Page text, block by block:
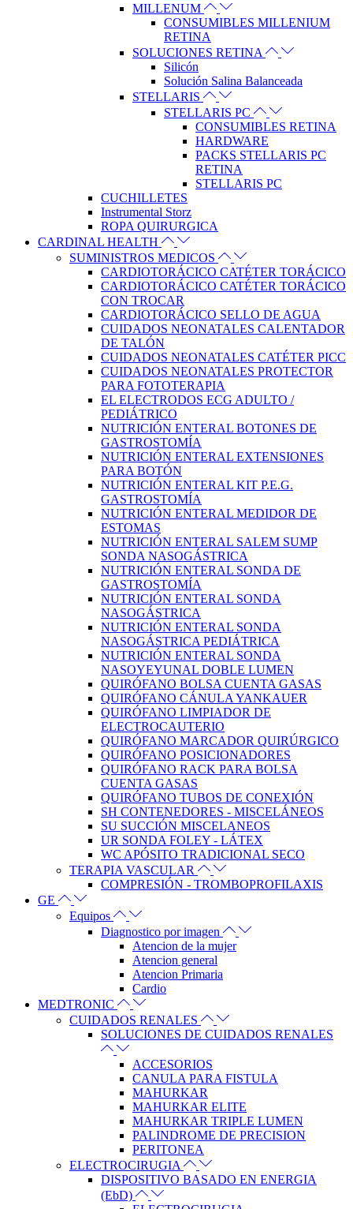
MILLENUM
CONSUMIBLES MILLENIUM
RETINA
SOLUCIONES RETINA
Silicón
Solución Salina Balanceada
STELLARIS
STELLARIS PC
CONSUMIBLES RETINA
HARDWARE
PACKS STELLARIS PC
RETINA
STELLARIS PC
CUCHILLETES
Instrumental Storz
ROPA QUIRURGICA
CARDINAL HEALTH
SUMINISTROS MEDICOS
CARDIOTORÁCICO CATÉTER TORÁCICO
CARDIOTORÁCICO CATÉTER TORÁCICO
CON TROCAR
CARDIOTORÁCICO SELLO DE AGUA
CUIDADOS NEONATALES CALENTADOR
DE TALÓN
CUIDADOS NEONATALES CATÉTER PICC
CUIDADOS NEONATALES PROTECTOR
PARA FOTOTERAPIA
EL ELECTRODOS ECG ADULTO /
PEDIÁTRICO
NUTRICIÓN ENTERAL BOTONES DE
GASTROSTOMÍA
NUTRICIÓN ENTERAL EXTENSIONES
PARA BOTÓN
NUTRICIÓN ENTERAL KIT P.E.G.
GASTROSTOMÍA
NUTRICIÓN ENTERAL MEDIDOR DE
ESTOMAS
NUTRICIÓN ENTERAL SALEM SUMP
SONDA NASOGÁSTRICA
NUTRICIÓN ENTERAL SONDA DE
GASTROSTOMÍA
NUTRICIÓN ENTERAL SONDA
NASOGÁSTRICA
NUTRICIÓN ENTERAL SONDA
NASOGÁSTRICA PEDIÁTRICA
NUTRICIÓN ENTERAL SONDA
NASOYEYUNAL DOBLE LUMEN
QUIRÓFANO BOLSA CUENTA GASAS
QUIRÓFANO CÁNULA YANKAUER
QUIRÓFANO LIMPIADOR DE
ELECTROCAUTERIO
QUIRÓFANO MARCADOR QUIRÚRGICO
QUIRÓFANO POSICIONADORES
QUIRÓFANO RACK PARA BOLSA
CUENTA GASAS
QUIRÓFANO TUBOS DE CONEXIÓN
SH CONTENEDORES - MISCELÁNEOS
SU SUCCIÓN MISCELANEOS
UR SONDA FOLEY - LÁTEX
WC APÓSITO TRADICIONAL SECO
TERAPIA VASCULAR
COMPRESIÓN - TROMBOPROFILAXIS
GE
Equipos
Diagnostico por imagen
Atencion de la mujer
Atencion general
Atencion Primaria
Cardio
MEDTRONIC
CUIDADOS RENALES
SOLUCIONES DE CUIDADOS RENALES
ACCESORIOS
CANULA PARA FISTULA
MAHURKAR
MAHURKAR ELITE
MAHURKAR TRIPLE LUMEN
PALINDROME DE PRECISION
PERITONEA
ELECTROCIRUGIA
DISPOSITIVO BASADO EN ENERGIA
(EbD)